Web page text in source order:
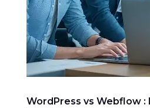
WordPress vs Webflow :